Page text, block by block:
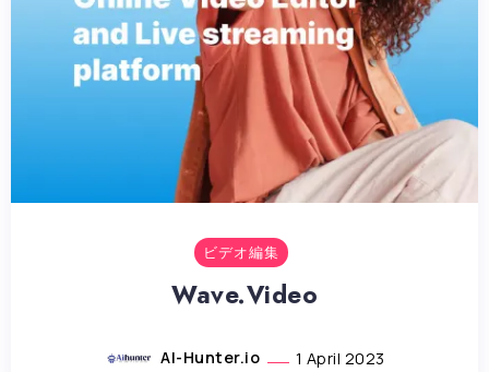
ビデオ編集
Wave.Video
AI-Hunter.io 1 April 2023